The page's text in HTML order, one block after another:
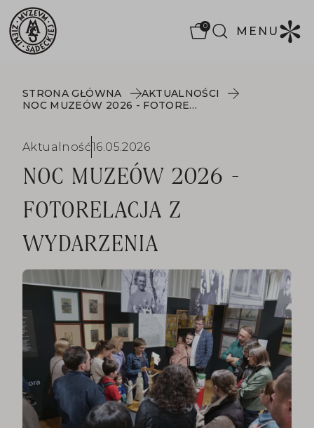
0 MENU
STRONA GŁÓWNA
AKTUALNOŚCI
NOC MUZEÓW 2026 - FOTORELACJA Z WYDARZENIA
Aktualność16.05.2026
NOC MUZEÓW 2026 -
FOTORELACJA Z
WYDARZENIA